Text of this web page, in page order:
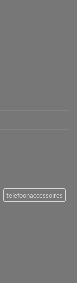
telefoonaccessoires